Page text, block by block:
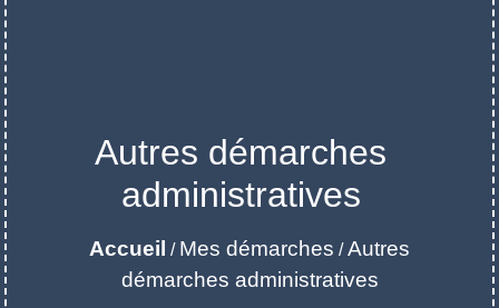
Autres démarches
administratives
Accueil / Mes démarches /Autres
démarches administratives